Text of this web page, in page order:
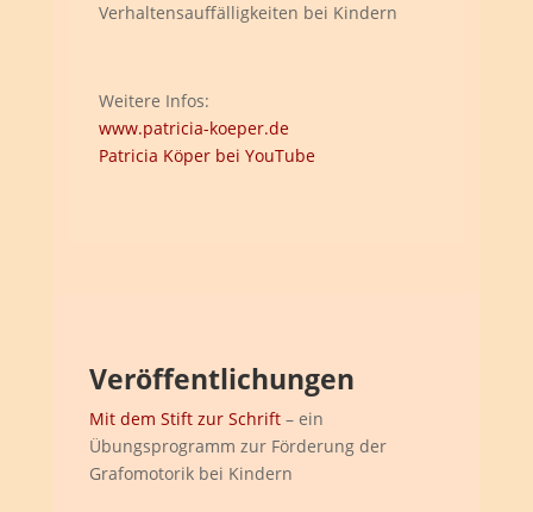
Verhaltensauffälligkeiten bei Kindern
Weitere Infos:
www.patricia-koeper.de
Patricia Köper bei YouTube
Veröffentlichungen
Mit dem Stift zur Schrift– ein
Übungsprogramm zur Förderung der
Grafomotorik bei Kindern